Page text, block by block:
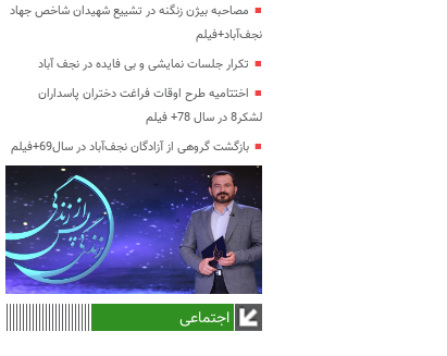
مصاحبه بیژن زنگنه در تشییع شهیدان شاخص جهاد
نجف‌آباد+فیلم
تکرار جلسات نمایشی و بی فایده در نجف آباد
اختتامیه طرح اوقات فراغت دختران پاسداران
لشکر8 در سال 78+ فیلم
بازگشت گروهی از آزادگان نجف‌آباد در سال69+فیلم
اجتماعی